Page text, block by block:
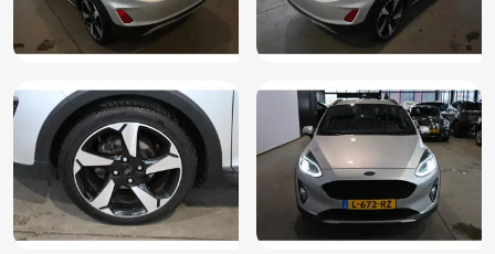
In hoogte verstelbare passagiersstoel (BYQAD)
Keyless entry
(CBGAL)
Keyless start
LED achterlichten (JDAAQ)
LED dimlicht en geintegreerde LED dagrijverlichting met
lichte koplampbehuizing (JBBBT)